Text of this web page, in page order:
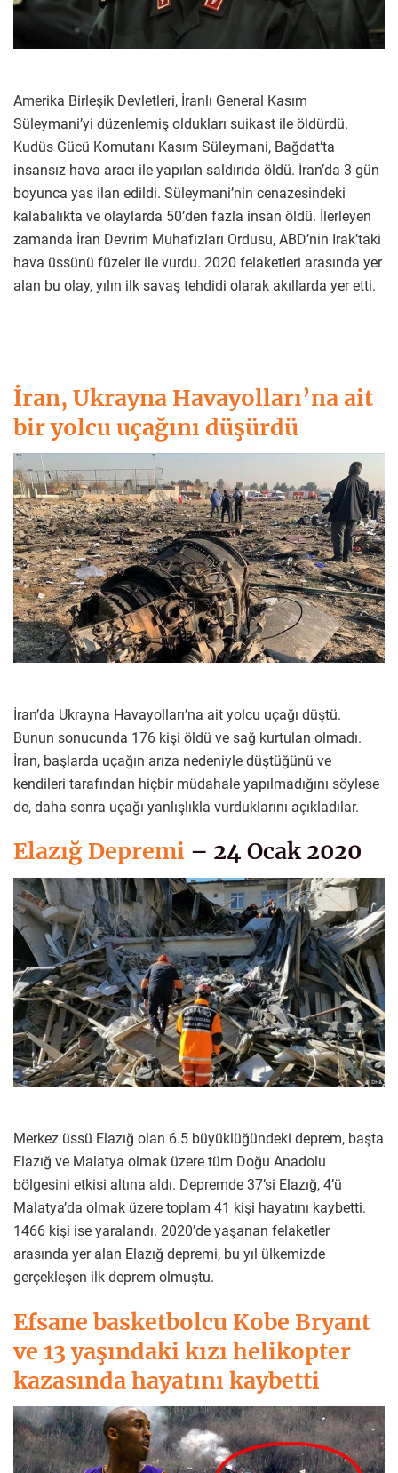
Amerika Birleşik Devletleri, İranlı General Kasım
Süleymani’yi düzenlemiş oldukları suikast ile öldürdü.
Kudüs Gücü Komutanı Kasım Süleymani, Bağdat’ta
insansız hava aracı ile yapılan saldırıda öldü. İran’da 3 gün
boyunca yas ilan edildi. Süleymani’nin cenazesindeki
kalabalıkta ve olaylarda 50’den fazla insan öldü. İlerleyen
zamanda İran Devrim Muhafızları Ordusu, ABD’nin Irak’taki
hava üssünü füzeler ile vurdu. 2020 felaketleri arasında yer
alan bu olay, yılın ilk savaş tehdidi olarak akıllarda yer etti.
İran, Ukrayna Havayolları’na ait
bir yolcu uçağını düşürdü
İran’da Ukrayna Havayolları’na ait yolcu uçağı düştü.
Bunun sonucunda 176 kişi öldü ve sağ kurtulan olmadı.
İran, başlarda uçağın arıza nedeniyle düştüğünü ve
kendileri tarafından hiçbir müdahale yapılmadığını söylese
de, daha sonra uçağı yanlışlıkla vurduklarını açıkladılar.
Elazığ Depremi – 24 Ocak 2020
Merkez üssü Elazığ olan 6.5 büyüklüğündeki deprem, başta
Elazığ ve Malatya olmak üzere tüm Doğu Anadolu
bölgesini etkisi altına aldı. Depremde 37’si Elazığ, 4’ü
Malatya’da olmak üzere toplam 41 kişi hayatını kaybetti.
1466 kişi ise yaralandı. 2020’de yaşanan felaketler
arasında yer alan Elazığ depremi, bu yıl ülkemizde
gerçekleşen ilk deprem olmuştu.
Efsane basketbolcu Kobe Bryant
ve 13 yaşındaki kızı helikopter
kazasında hayatını kaybetti